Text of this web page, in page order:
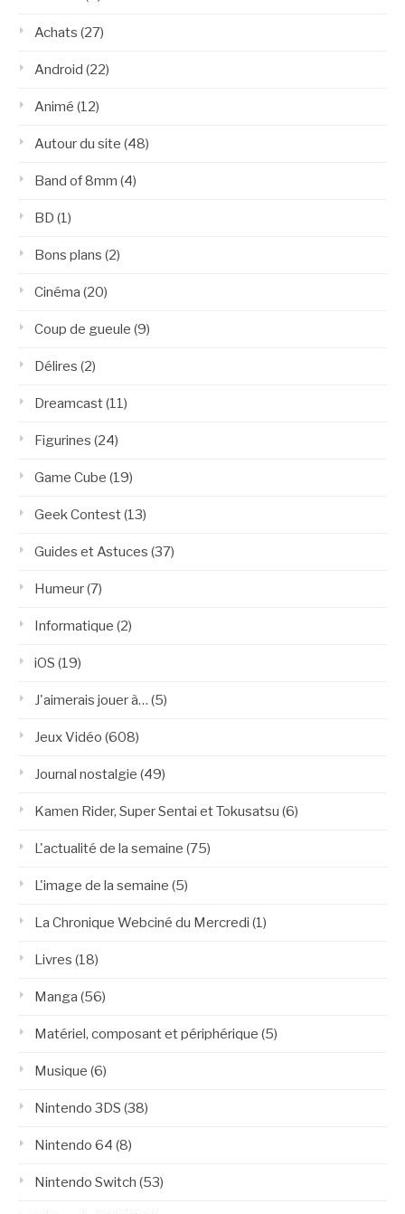
Achats (27)
Android (22)
Animé (12)
Autour du site (48)
Band of 8mm (4)
BD (1)
Bons plans (2)
Cinéma (20)
Coup de gueule (9)
Délires (2)
Dreamcast(11)
Figurines (24)
Game Cube (19)
Geek Contest(13)
Guides et Astuces (37)
Humeur(7)
Informatique (2)
iOS (19)
J'aimerais jouer à… (5)
Jeux Vidéo (608)
Journal nostalgie (49)
Kamen Rider, Super Sentai et Tokusatsu (6)
L'actualité de la semaine (75)
L'image de la semaine (5)
La Chronique Webciné du Mercredi (1)
Livres (18)
Manga (56)
Matériel, composant et périphérique (5)
Musique (6)
Nintendo 3DS (38)
Nintendo 64 (8)
Nintendo Switch (53)